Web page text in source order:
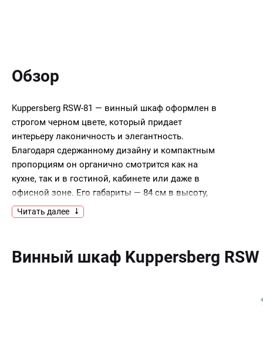
Обзор
Kuppersberg RSW-81 — винный шкаф оформлен в
строгом черном цвете, который придает
интерьеру лаконичность и элегантность.
Благодаря сдержанному дизайну и компактным
пропорциям он органично смотрится как на
кухне, так и в гостиной, кабинете или даже в
офисной зоне. Его габариты — 84 см в высоту,
27 см в ширину и 49 см в глубину — позволяют
разместить устройство даже в узкой нише или в
пространства.Внутренний объем составляет 45
литров, что достаточно для хранения до 12
Читать далее
Винный шкаф Kuppersberg